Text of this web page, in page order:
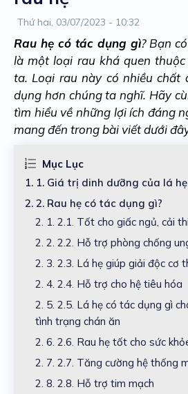
Thứ hai, 03/07/2023 - 10:32
Rau hẹ có tác dụng gì? Bạn
là một loại rau khá quen
ta. Loại rau này có nhiều chất
dụng hơn chúng ta nghĩ. Hãy
tìm hiểu về những lợi ích đáng
mang đến trong bài viết dưới
Mục Lục
1. 1. Giá trị dinh dưỡng của lá hẹ
2. 2. Rau hẹ có tác dụng gì?
2. 1. 2.1. Tốt cho giấc ngủ, cải
2. 2. 2.2. Hỗ trợ phòng chống
2. 3. 2.3. Lá hẹ giúp giải độc cơ
2. 4. 2.4. Hỗ trợ cho hệ tiêu hóa
2. 5. 2.5. Lá hẹ có tác dụng gì
tình trạng chán ăn
2. 6. 2.6. Rau hẹ tốt cho sức
2. 7. 2.7. Tăng cường hệ thống
2. 8. 2.8. Hỗ trợ tim mạch